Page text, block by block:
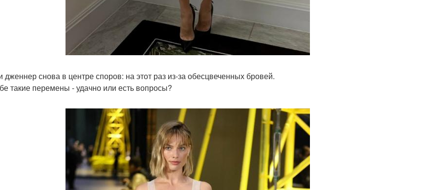
дженнер снова в центре споров: на этот раз из-за обесцвеченных бровей.
такие перемены - удачно или есть вопросы?